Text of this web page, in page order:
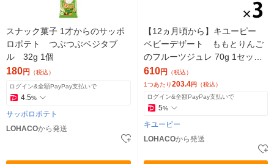
スナック菓子 1才からのサッポ
ロポテト つぶつぶベジタブ
ル 32g 1個
180円 （税込）
ログイン&全額PayPay支払いで
4.5%
サッポロポテト
LOHACOから発送
【12ヵ月頃から】キユーピー
ベビーデザート ももとりんご
のフルーツジュレ 70g 1セット
（1個×3） ベビーフード 離
乳食
610円
（税込）
1つあたり203.4円 （税込）
ログイン&全額PayPay支払いで
5%
キユーピー
LOHACOから発送